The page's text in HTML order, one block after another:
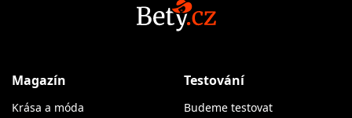
Magazín
Krása a móda
Testování
Budeme testovat